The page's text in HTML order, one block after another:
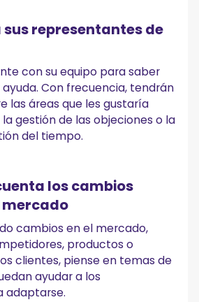
sus representantes de
con su equipo para saber
Con frecuencia, tendrán
las áreas que les gustaría
gestión de las objeciones o la
del tiempo.
los cambios
mercado
cambios en el mercado,
productos o
clientes, piense en temas de
ayudar a los
adaptarse.